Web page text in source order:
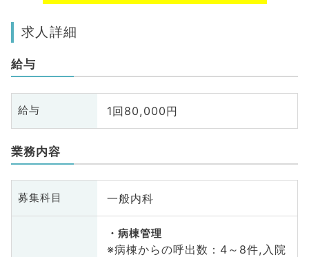
求人詳細
給与
給与 1回80,000円
業務内容
募集科目 一般内科
病棟管理
※病棟からの呼出数：4～8件,入院